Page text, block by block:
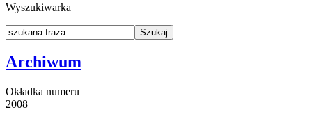
Wyszukiwarka
Archiwum
Okładka numeru
2008